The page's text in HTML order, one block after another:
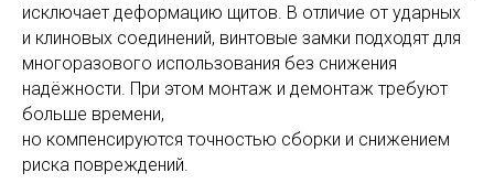
исключает деформацию щитов. В отличие от ударных
и клиновых соединений, винтовые замки подходят для
многоразового использования без снижения
надёжности. При этом монтаж и демонтаж требуют
больше времени,
но компенсируются точностью сборки и снижением
риска повреждений.